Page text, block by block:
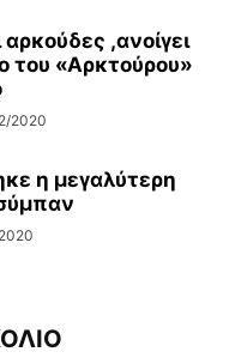
,ανοίγει
του «Αρκτούρου»
2020
η μεγαλύτερη